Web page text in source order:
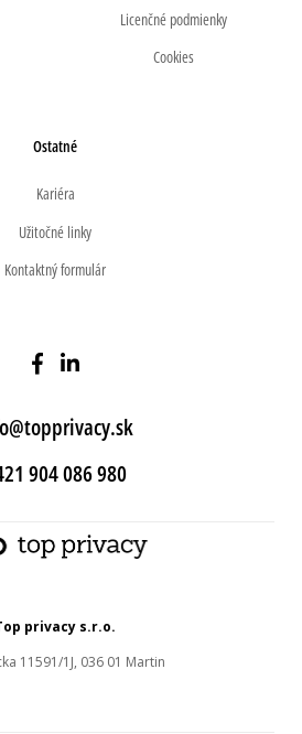
Licenčné podmienky
Cookies
Ostatné
Kariéra
Užitočné linky
Kontaktný formulár
904 086 980
privacy s.r.o.
11591/1J, 036 01 Martin